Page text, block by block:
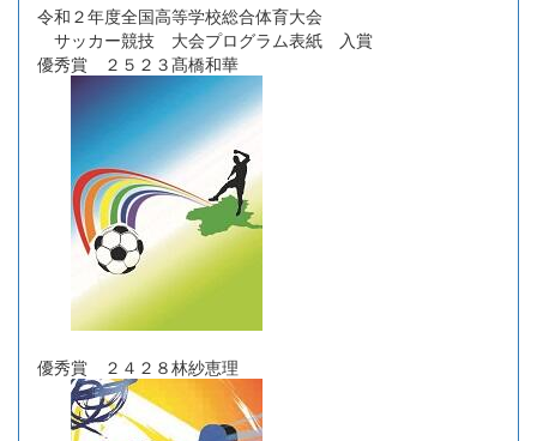
令和２年度全国高等学校総合体育大会
サッカー競技 大会プログラム表紙 入賞
優秀賞 ２５２３髙橋和華
優秀賞 ２４２８林紗恵理